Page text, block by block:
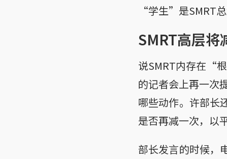
“学生”是SMRT总
SMRT高层将
说SMRT内存在“
的记者会上再一次
哪些动作。许部长
是否再减一次，以
部长发言的时候，